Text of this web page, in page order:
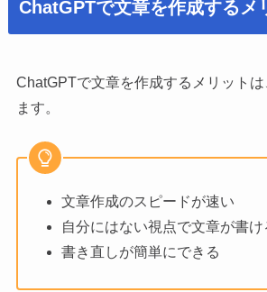
ChatGPTで文章を作成するメ
ChatGPTで文章を作成するメリット
ます。
文章作成のスピードが速い
自分にはない視点で文章が書け
書き直しが簡単にできる